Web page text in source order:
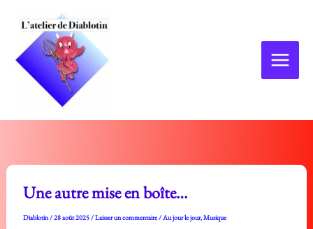
contenu
Une autre mise en boîte…
Diablotin/28 août 2025/Laisser un commentaire/Au jour le jour,Musique